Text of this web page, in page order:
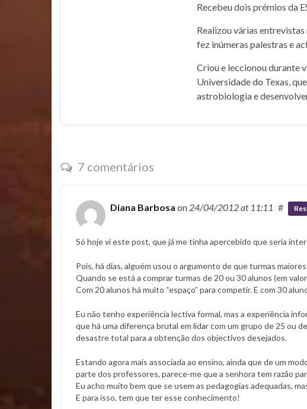
Recebeu dois prémios da
Realizou várias
fez inúmeras palestras e
Criou e leccionou durante
Universidade do Texas,
astrobiologia e
7 comentários
Diana Barbosa on 24/04/2012at 11:11 #
Só hoje vi este post, que já me tinha apercebido que seria
Pois, há dias, alguém usou o argumento de que turmas
Quando se está a comprar turmas de 20 ou 30 alunos (em
Com 20 alunos há muito “espaço” para competir. E com 30
Eu não tenho experiência lectiva formal, mas a experiência
que há uma diferença brutal em lidar com um grupo de 25 ou
desastre total para a obtenção dos objectivos desejados.
Estando agora mais associada ao ensino, ainda que de um
parte dos professores, parece-me que a senhora tem razão
Eu acho muito bem que se usem as pedagogias adequadas,
E para isso, tem que ter esse conhecimento!